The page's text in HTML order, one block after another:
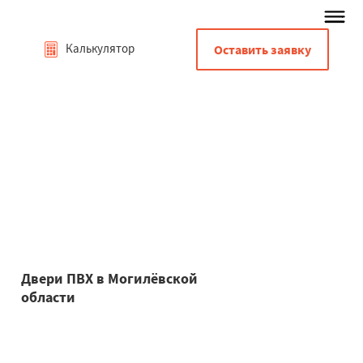
Калькулятор Оставить заявку
Двери ПВХ в Могилёвской
области